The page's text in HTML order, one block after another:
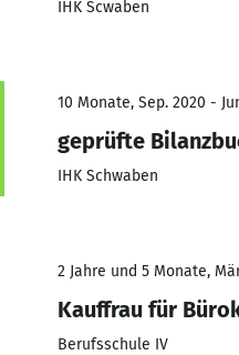
IHK Scwaben
10 Monate, Sep. 2020 -
geprüfte
IHK Schwaben
2 Jahre und 5 Monate,
Kauffrau für
Berufsschule IV